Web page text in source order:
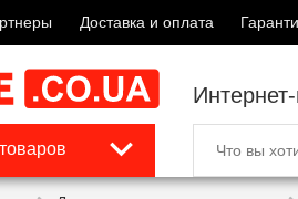
Доставка и оплата